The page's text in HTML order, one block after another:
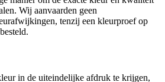
Wij aanvaarden geen
tenzij een kleurproef op
in de uiteindelijke afdruk te krijgen,